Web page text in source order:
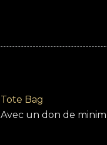
Tote Bag
Avec un don de